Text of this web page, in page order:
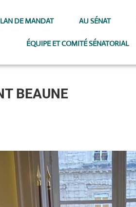
DE MANDAT AU SÉNAT
ÉQUIPE ET COMITÉ SÉNATORIAL
BEAUNE